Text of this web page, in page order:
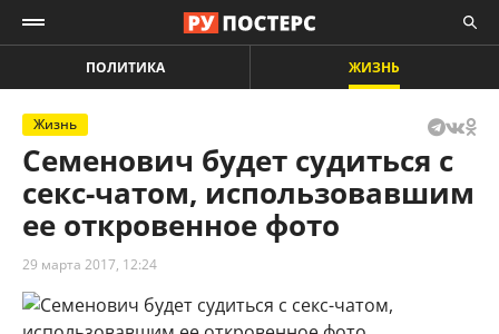
ПОЛИТИКА ЖИЗНЬ
Жизнь
Семенович будет судиться с
секс-чатом, использовавшим
ее откровенное фото
29 марта 2017, 12:24